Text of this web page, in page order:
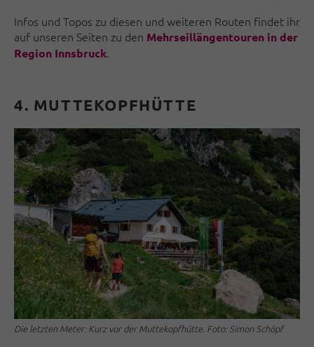
Infos und Topos zu diesen und weiteren Routen findet ihr
auf unseren Seiten zu den Mehrseillängentouren in der
Region Innsbruck.
4. MUTTEKOPFHÜTTE
Die letzten Meter: Kurz vor der Muttekopfhütte. Foto: Simon Schöpf